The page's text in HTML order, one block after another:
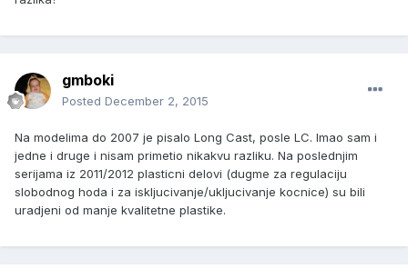
gmboki
Posted December 2, 2015
Na modelima do 2007 je pisalo Long Cast, posle LC. Imao sam i
jedne i druge i nisam primetio nikakvu razliku. Na poslednjim
serijama iz 2011/2012 plasticni delovi (dugme za regulaciju
slobodnog hoda i za iskljucivanje/ukljucivanje kocnice) su bili
uradjeni od manje kvalitetne plastike.